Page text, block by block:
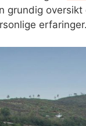
grundig
erfaringer.